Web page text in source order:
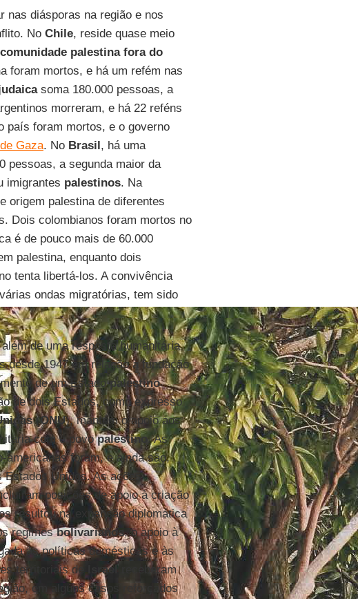
nas diásporas na região e nos
No Chile, reside quase meio
palestina fora do
foram mortos, e há um refém nas
soma 180.000 pessoas, a
morreram, e há 22 reféns
país foram mortos, e o governo
Gaza. No Brasil, há uma
pessoas, a segunda maior da
imigrantes palestinos. Na
origem palestina de diferentes
Dois colombianos foram mortos no
é de pouco mais de 60.000
palestina, enquanto dois
tenta libertá-los. A convivência
ondas migratórias, tem sido
de uma resposta humanitária
desde 1947 em relação à fundação
de um Estadopalestino
de dois Estados, como expresso
(ONU), mantém o apoio aos
com o povopalestino . As
foram, e ainda são,
Estados Unidos. As ações
posições de apoio à criação
resultou na expansão diplomática
regimesbolivarianos, o apoio à
às políticas domésticas e às
territoriais de
Israelreceberam
em alguns casos reforçados